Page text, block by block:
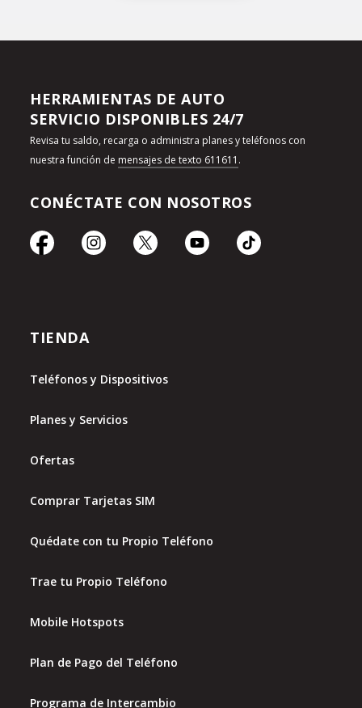
HERRAMIENTAS DE AUTO
SERVICIO DISPONIBLES 24/7
Revisa tu saldo, recarga o administra planes y teléfonos con
nuestra función de mensajes de texto 611611 .
CONÉCTATE CON NOSOTROS
TIENDA
Teléfonos y Dispositivos
Planes y Servicios
Ofertas
Comprar Tarjetas SIM
Quédate con tu Propio Teléfono
Trae tu Propio Teléfono
Mobile Hotspots
Plan de Pago del Teléfono
Programa de Intercambio